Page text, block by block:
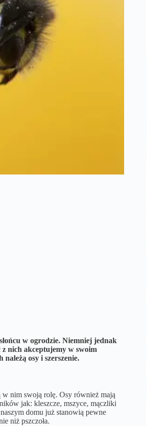
w ogrodzie. Niemniej jednak
z nich akceptujemy w swoim
osy i szerszenie.
w nim swoją rolę. Osy również mają
jak: kleszcze, mszyce, mączliki
domu już stanowią pewne
niż pszczoła.